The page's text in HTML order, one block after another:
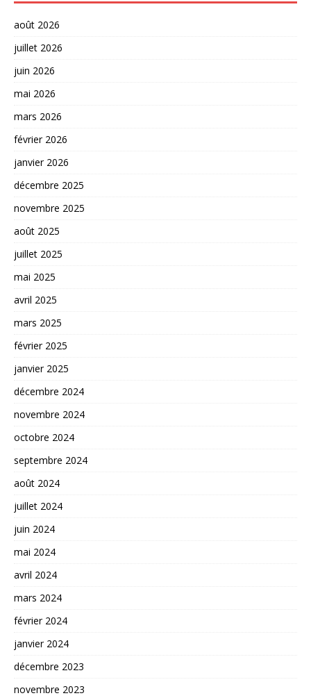
août 2026
juillet 2026
juin 2026
mai 2026
mars 2026
février 2026
janvier 2026
décembre 2025
novembre 2025
août 2025
juillet 2025
mai 2025
avril 2025
mars 2025
février 2025
janvier 2025
décembre 2024
novembre 2024
octobre 2024
septembre 2024
août 2024
juillet 2024
juin 2024
mai 2024
avril 2024
mars 2024
février 2024
janvier 2024
décembre 2023
novembre 2023